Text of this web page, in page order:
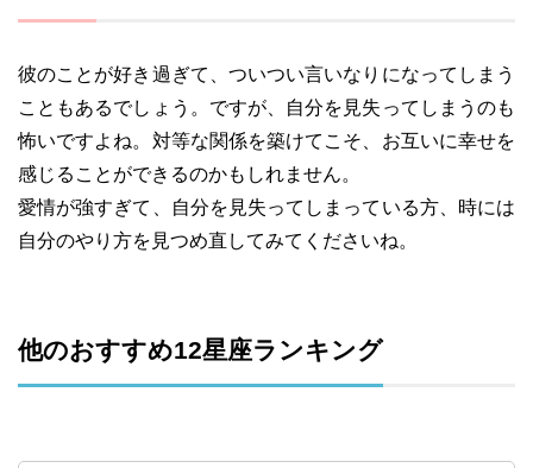
彼のことが好き過ぎて、ついつい言いなりになってしまう
こともあるでしょう。ですが、自分を見失ってしまうのも
怖いですよね。対等な関係を築けてこそ、お互いに幸せを
感じることができるのかもしれません。
愛情が強すぎて、自分を見失ってしまっている方、時には
自分のやり方を見つめ直してみてくださいね。
他のおすすめ12星座ランキング